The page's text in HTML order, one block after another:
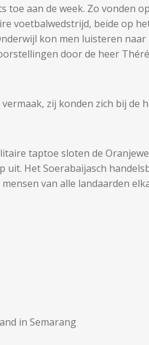
toe aan de week. Zo vonden
voetbalwedstrijd, beide op
kon men luisteren
door de heer
zij konden zich bij de
taptoe sloten de
uit. Het Soerabaijasch
van alle landaarden
in Semarang